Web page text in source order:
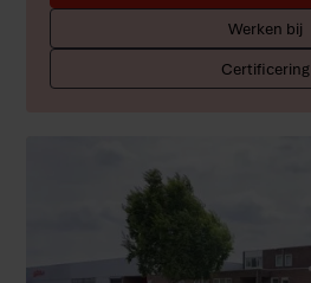
Werken bij
Certificering